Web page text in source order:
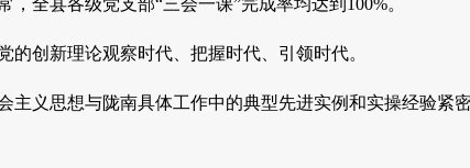
全县各级党支部“三会一课”完成率均达到100%。
创新理论观察时代、把握时代、引领时代。
义思想与陇南具体工作中的典型先进实例和实操经验紧